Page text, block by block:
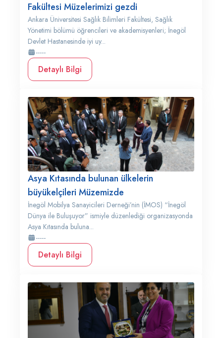
Fakültesi Müzelerimizi gezdi
Ankara Üniversitesi Sağlık Bilimleri Fakültesi, Sağlık
Yönetimi bölümü öğrencileri ve akademisyenleri; İnegöl
Devlet Hastanesinde iyi uy...
-----
Detaylı Bilgi
Asya Kıtasında bulunan ülkelerin
büyükelçileri Müzemizde
İnegöl Mobilya Sanayicileri Derneği’nin (İMOS) “İnegöl
Dünya ile Buluşuyor” ismiyle düzenlediği organizasyonda
Asya Kıtasında buluna...
-----
Detaylı Bilgi